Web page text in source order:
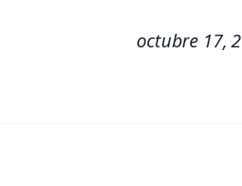
octubre 17,